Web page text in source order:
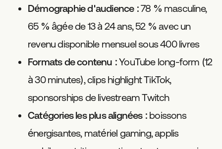
Démographie d'audience :78 % masculine,
65 % âgée de 13 à 24 ans, 52 % avec un
revenu disponible mensuel sous 400 livres
Formats de contenu :YouTube long-form (12
à 30 minutes), clips highlight TikTok,
sponsorships de livestream Twitch
Catégories les plus alignées : boissons
énergisantes, matériel gaming, applis